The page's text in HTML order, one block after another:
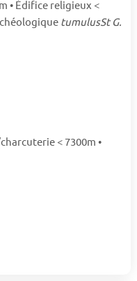
• Édifice religieux <
tumulusSt G.
< 7300m •